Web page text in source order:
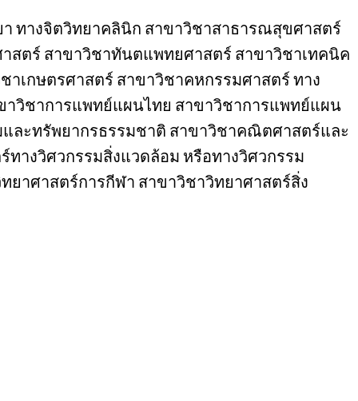
ทางจิตวิทยาคลินิก สาขาวิชาสาธารณสุขศาสตร์
สตร์ สาขาวิชาทันตแพทยศาสตร์ สาขาวิชาเทคนิค
เกษตรศาสตร์ สาขาวิชาคหกรรมศาสตร์ ทาง
าวิชาการแพทย์แผนไทย สาขาวิชาการแพทย์แผน
ละทรัพยากรธรรมชาติ สาขาวิชาคณิตศาสตร์และ
างวิศวกรรมสิ่งแวดล้อม หรือทางวิศวกรรม
ยาศาสตร์การกีฬา สาขาวิชาวิทยาศาสตร์สิ่ง